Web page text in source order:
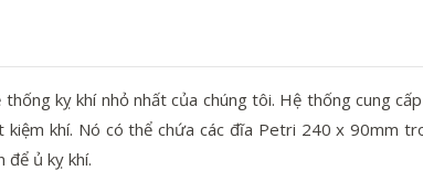
kỵ khí nhỏ nhất của chúng tôi. Hệ thống cung
khí. Nó có thể chứa các đĩa Petri 240 x 90mm
để ủ kỵ khí.